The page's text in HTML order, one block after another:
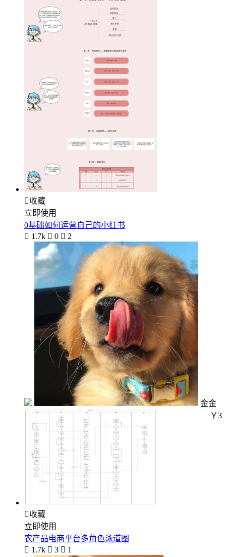
收藏
立即使用
0基础如何运营自己的小红书
 1.7k  0  2
金金
￥3
收藏
立即使用
农产品电商平台多角色泳道图
 1.7k  3  1